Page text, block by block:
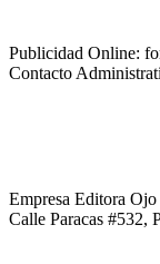
Publicidad Online:
Contacto
Empresa Editora Ojo
Calle Paracas #532,